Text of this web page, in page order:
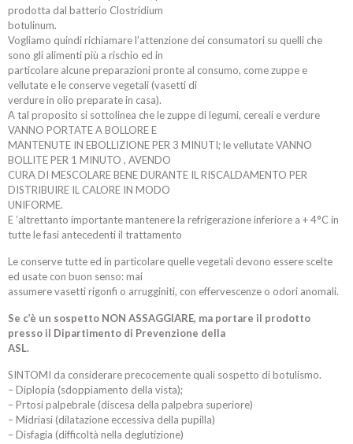
prodotta dal batterio Clostridium
botulinum.
Vogliamo quindi richiamare l’attenzione dei consumatori su quelli che
sono gli alimenti più a rischio ed in
particolare alcune preparazioni pronte al consumo, come zuppe e
vellutate e le conserve vegetali (vasetti di
verdure in olio preparate in casa).
A tal proposito si sottolinea che le zuppe di legumi, cereali e verdure
VANNO PORTATE A BOLLORE E
MANTENUTE IN EBOLLIZIONE PER 3 MINUTI; le vellutate VANNO
BOLLITE PER 1 MINUTO , AVENDO
CURA DI MESCOLARE BENE DURANTE IL RISCALDAMENTO PER
DISTRIBUIRE IL CALORE IN MODO
UNIFORME.
E ’altrettanto importante mantenere la refrigerazione inferiore a + 4°C in
tutte le fasi antecedenti il trattamento
Le conserve tutte ed in particolare quelle vegetali devono essere scelte
ed usate con buon senso: mai
assumere vasetti rigonfi o arrugginiti, con effervescenze o odori anomali.
Se c’è un sospetto NON ASSAGGIARE, ma portare il prodotto
presso il Dipartimento di Prevenzione della
ASL.​
SINTOMI da considerare precocemente quali sospetto di botulismo.
– Diplopia (sdoppiamento della vista);
– Prtosi palpebrale (discesa della palpebra superiore)
– Midriasi (dilatazione eccessiva della pupilla)
– Disfagia (difficoltà nella deglutizione)